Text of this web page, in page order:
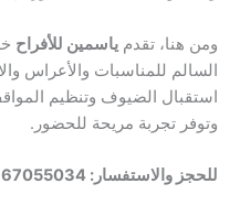
ومن هنا، تقدم ياسمين للأفراح
السالم للمناسبات والأعراس
استقبال الضيوف وتنظيم
وتوفر تجربة مريحة للحضور.
للحجز والاستفسار: 67055034